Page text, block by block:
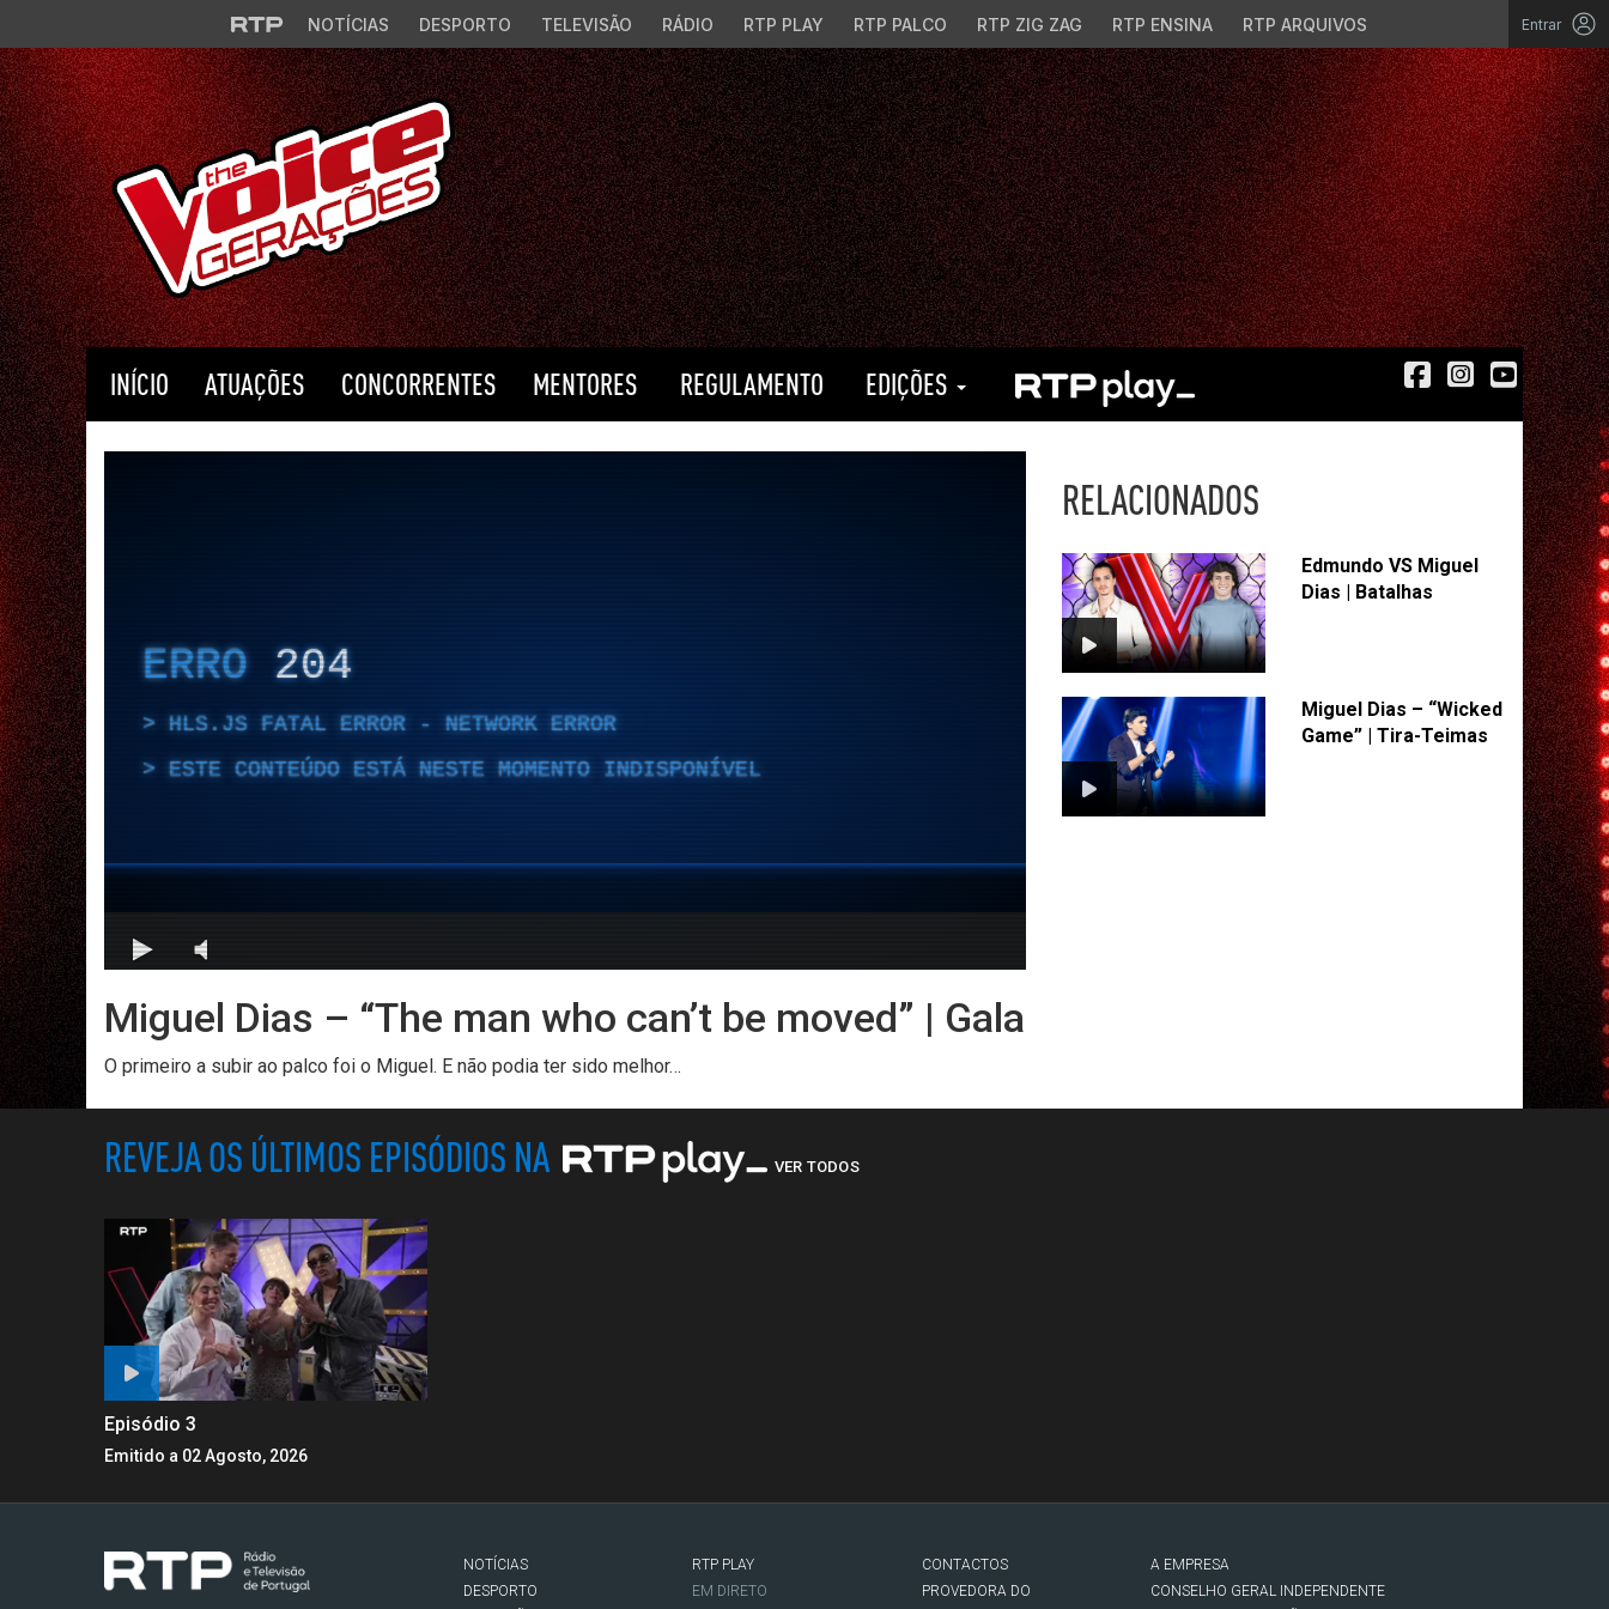
Saltar para o conteúdo principal
NOTÍCIAS DESPORTO TELEVISÃO RÁDIO RTP PLAY RTP PALCO RTP ZIG ZAG RTP ENSINA RTP ARQUIVOS Entrar
INÍCIO ATUAÇÕES CONCORRENTES MENTORES REGULAMENTO EDIÇÕES
Miguel Dias – “The man who can’t be moved” | Gala
O primeiro a subir ao palco foi o Miguel. E não podia ter sido melhor…
RELACIONADOS
Edmundo VS Miguel
Dias | Batalhas
Miguel Dias – “Wicked
Game” | Tira-Teimas
REVEJA OS ÚLTIMOS EPISÓDIOS NA VER TODOS
Episódio 3
Emitido a 02 Agosto, 2026
NOTÍCIAS
DESPORTO
RTP PLAY
EM DIRETO
CONTACTOS
PROVEDORA DO
A EMPRESA
CONSELHO GERAL INDEPENDENTE